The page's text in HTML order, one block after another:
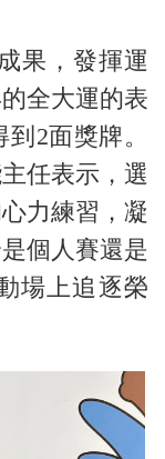
果，發揮運
全大運的表
2面獎牌。
任表示，選
力練習，凝
個人賽還是
場上追逐榮